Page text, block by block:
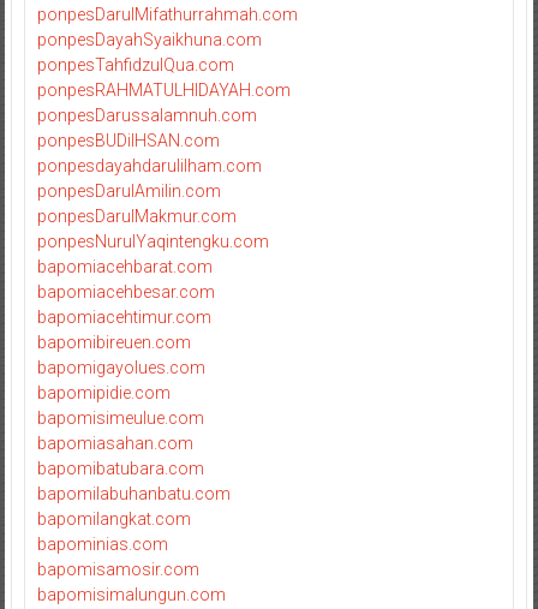
ponpesDarulMifathurrahmah.com
ponpesDayahSyaikhuna.com
ponpesTahfidzulQua.com
ponpesRAHMATULHIDAYAH.com
ponpesDarussalamnuh.com
ponpesBUDiIHSAN.com
ponpesdayahdarulilham.com
ponpesDarulAmilin.com
ponpesDarulMakmur.com
ponpesNurulYaqintengku.com
bapomiacehbarat.com
bapomiacehbesar.com
bapomiacehtimur.com
bapomibireuen.com
bapomigayolues.com
bapomipidie.com
bapomisimeulue.com
bapomiasahan.com
bapomibatubara.com
bapomilabuhanbatu.com
bapomilangkat.com
bapominias.com
bapomisamosir.com
bapomisimalungun.com